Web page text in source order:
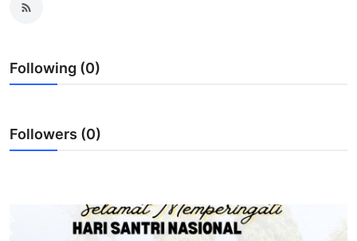
Galeri Dispendikbud Sidoarjo
Lainnya
Following (0)
Followers (0)